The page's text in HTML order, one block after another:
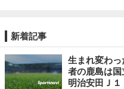
新着記事
生まれ変わ
者の鹿島は国
明治安田Ｊ１